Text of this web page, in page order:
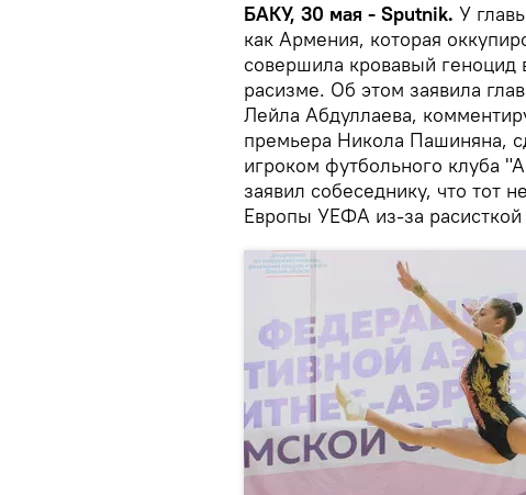
БАКУ, 30 мая - Sputnik. У
как Армения, которая
совершила кровавый геноцид
расизме. Об этом заявила
Лейла Абдуллаева,
премьера Никола Пашиняна,
игроком футбольного клуба
заявил собеседнику, что тот
Европы УЕФА из-за расисткой